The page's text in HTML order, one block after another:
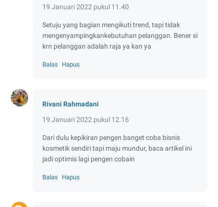
19 Januari 2022 pukul 11.40
Setuju yang bagian mengikuti trend, tapi tidak
mengenyampingkankebutuhan pelanggan. Bener si
krn pelanggan adalah raja ya kan ya
Balas Hapus
Rivani Rahmadani
19 Januari 2022 pukul 12.16
Dari dulu kepikiran pengen banget coba bisnis
kosmetik sendiri tapi maju mundur, baca artikel ini
jadi optimis lagi pengen cobain
Balas Hapus